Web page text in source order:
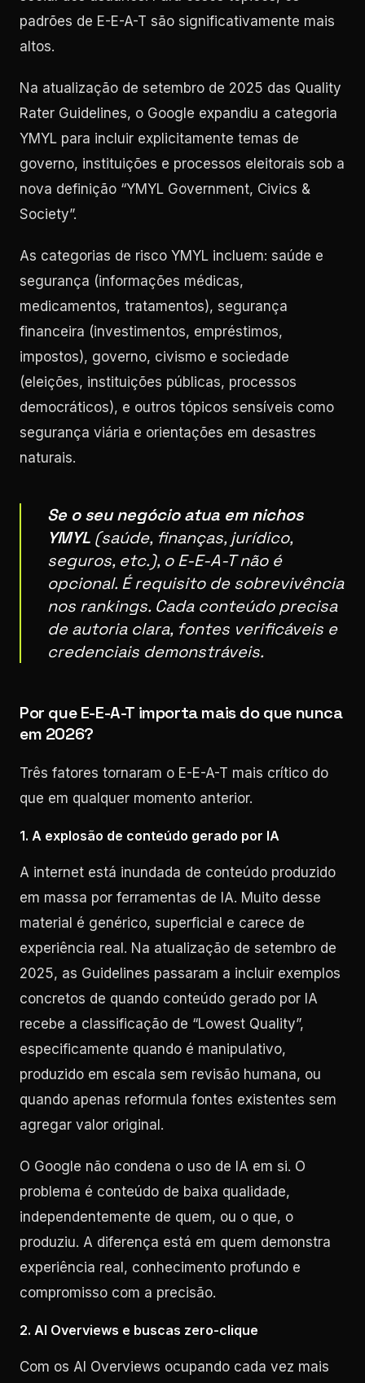
padrões de E-E-A-T são significativamente mais
altos.
Na atualização de setembro de 2025 das Quality
Rater Guidelines, o Google expandiu a categoria
YMYL para incluir explicitamente temas de
governo, instituições e processos eleitorais sob a
nova definição “YMYL Government, Civics &
Society”.
As categorias de risco YMYL incluem: saúde e
segurança (informações médicas,
medicamentos, tratamentos), segurança
financeira (investimentos, empréstimos,
impostos), governo, civismo e sociedade
(eleições, instituições públicas, processos
democráticos), e outros tópicos sensíveis como
segurança viária e orientações em desastres
naturais.
Se o seu negócio atua em nichos
YMYL (saúde, finanças, jurídico,
seguros, etc.), o E-E-A-T não é
opcional. É requisito de sobrevivência
nos rankings. Cada conteúdo precisa
de autoria clara, fontes verificáveis e
credenciais demonstráveis.
Por que E-E-A-T importa mais do que nunca
em 2026?
Três fatores tornaram o E-E-A-T mais crítico do
que em qualquer momento anterior.
1. A explosão de conteúdo gerado por IA
A internet está inundada de conteúdo produzido
em massa por ferramentas de IA. Muito desse
material é genérico, superficial e carece de
experiência real. Na atualização de setembro de
2025, as Guidelines passaram a incluir exemplos
concretos de quando conteúdo gerado por IA
recebe a classificação de “Lowest Quality”,
especificamente quando é manipulativo,
produzido em escala sem revisão humana, ou
quando apenas reformula fontes existentes sem
agregar valor original.
O Google não condena o uso de IA em si. O
problema é conteúdo de baixa qualidade,
independentemente de quem, ou o que, o
produziu. A diferença está em quem demonstra
experiência real, conhecimento profundo e
compromisso com a precisão.
2. AI Overviews e buscas zero-clique
Com os AI Overviews ocupando cada vez mais